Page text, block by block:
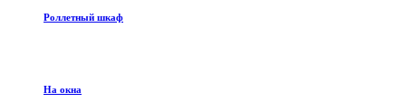
Роллетный шкаф
На окна